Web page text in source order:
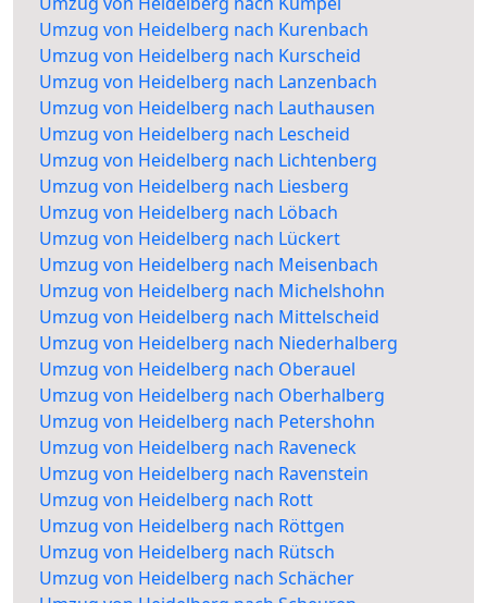
Umzug von Heidelberg nach Kurenbach
Umzug von Heidelberg nach Kurscheid
Umzug von Heidelberg nach Lanzenbach
Umzug von Heidelberg nach Lauthausen
Umzug von Heidelberg nach Lescheid
Umzug von Heidelberg nach Lichtenberg
Umzug von Heidelberg nach Liesberg
Umzug von Heidelberg nach Löbach
Umzug von Heidelberg nach Lückert
Umzug von Heidelberg nach Meisenbach
Umzug von Heidelberg nach Michelshohn
Umzug von Heidelberg nach Mittelscheid
Umzug von Heidelberg nach Niederhalberg
Umzug von Heidelberg nach Oberauel
Umzug von Heidelberg nach Oberhalberg
Umzug von Heidelberg nach Petershohn
Umzug von Heidelberg nach Raveneck
Umzug von Heidelberg nach Ravenstein
Umzug von Heidelberg nach Rott
Umzug von Heidelberg nach Röttgen
Umzug von Heidelberg nach Rütsch
Umzug von Heidelberg nach Schächer